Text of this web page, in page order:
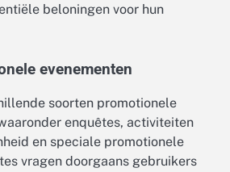
beloningen voor hun
evenementen
soorten promotionele
enquêtes, activiteiten
en speciale promotionele
vragen doorgaans gebruikers